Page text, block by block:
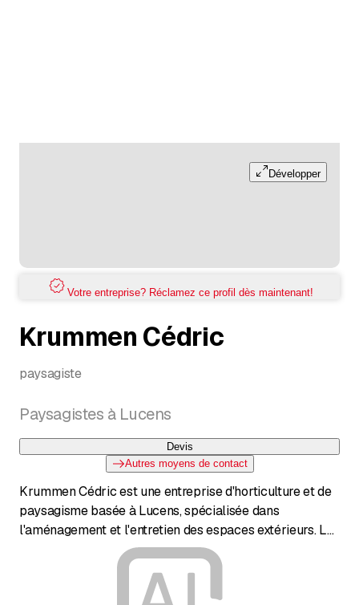
Développer
Votre entreprise? Réclamez ce profil dès maintenant!
Krummen Cédric
paysagiste
Paysagistes à Lucens
Devis
Autres moyens de contact
Krummen Cédric est une entreprise d'horticulture et de
paysagisme basée à Lucens, spécialisée dans
l'aménagement et l'entretien des espaces extérieurs. La
gamme de services comprend l'entretien et la tonte de
gazon, la taille de haies, d'arbustes et d'arbres, ainsi que
le désherbage. De plus, l'entreprise propose l'abattage